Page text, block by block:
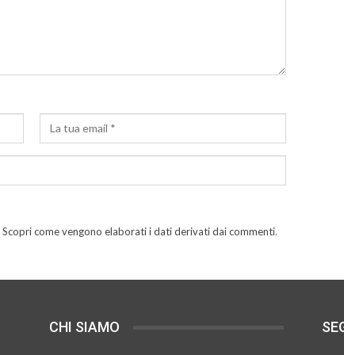
Scopri come vengono elaborati i dati derivati dai commenti.
CHI SIAMO